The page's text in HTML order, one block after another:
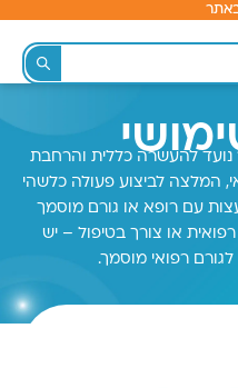
להעשרה כללית והרחבת
המלצה לביצוע פעולה כלשהי
עם רופא או גורם מוסמך
או צורך בטיפול – יש
רפואי מוסמך.